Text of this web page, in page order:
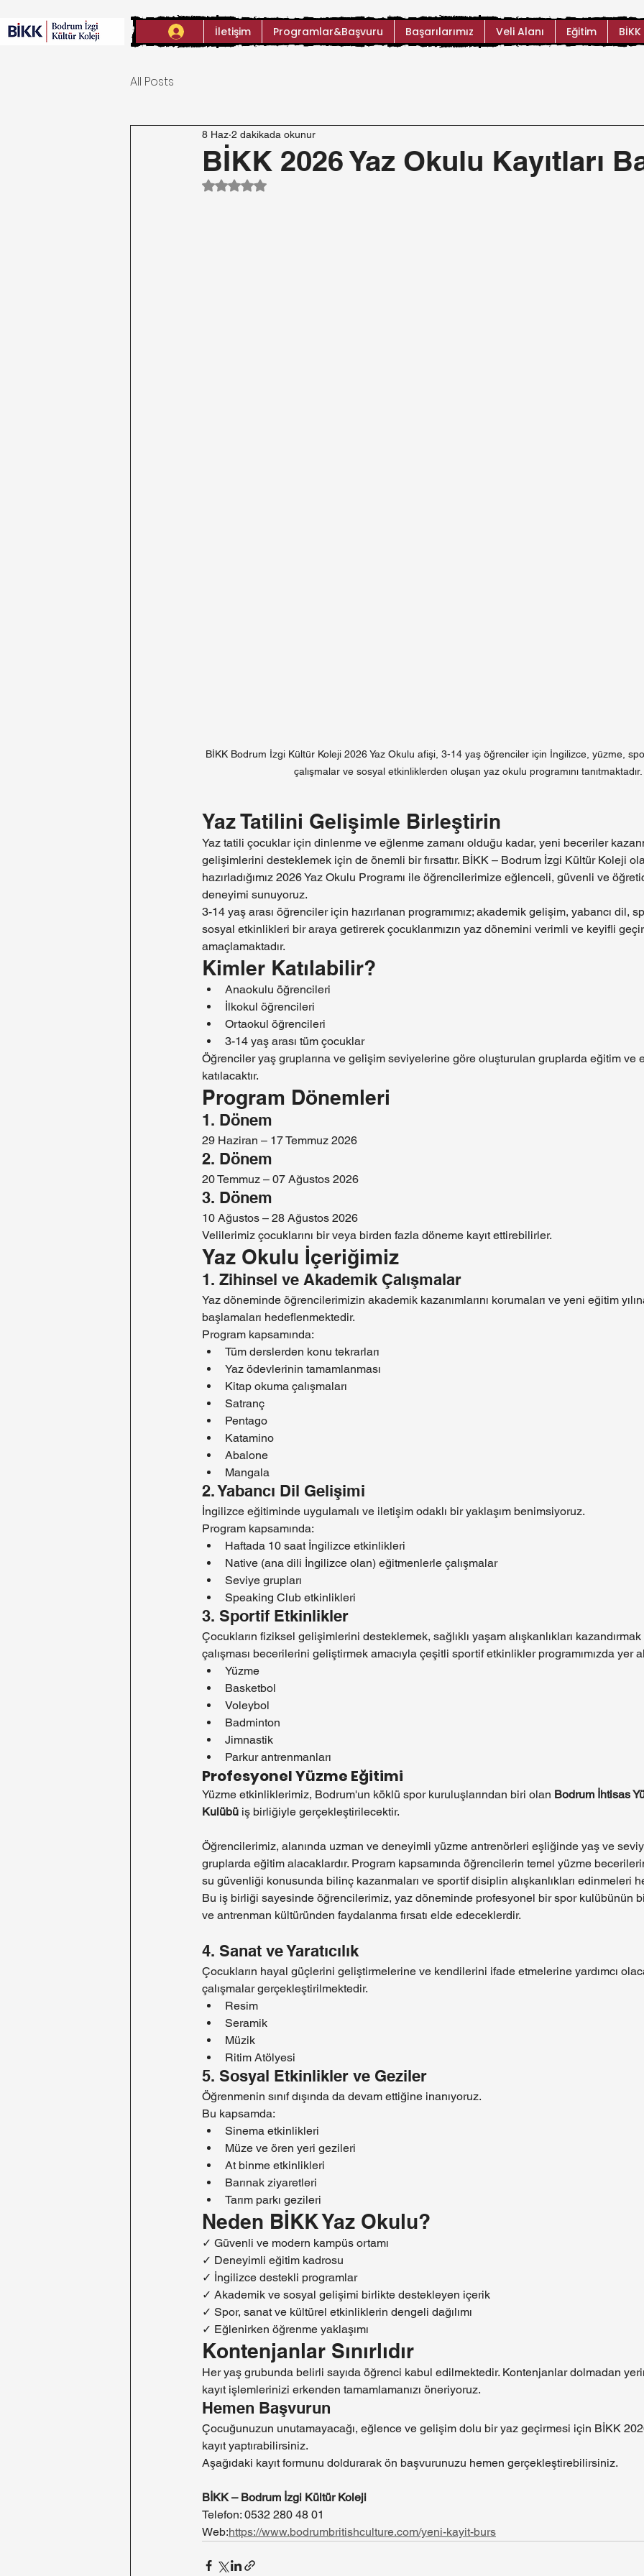
Eğitim
Veli Alanı
Başarılarımız
Programlar&Başvuru
İletişim
All Posts
BİKK 2026 Yaz Okulu Kayıtları
8 Haz 2 dakikada okunur
5 üzerinden NaN yıldız
BİKK Bodrum İzgi Kültür Koleji 2026 Yaz Okulu afişi, 3-14 yaş öğrenciler için İngilizce, yüzme,
çalışmalar ve sosyal etkinliklerden oluşan yaz okulu programını tanıtmaktadır.
Yaz Tatilini Gelişimle Birleştirin
Yaz tatili çocuklar için dinlenme ve eğlenme zamanı olduğu kadar, yeni beceriler
gelişimlerini desteklemek için de önemli bir fırsattır. BİKK – Bodrum İzgi Kültür Koleji
hazırladığımız 2026 Yaz Okulu Programı ile öğrencilerimize eğlenceli, güvenli ve
deneyimi sunuyoruz.
3-14 yaş arası öğrenciler için hazırlanan programımız; akademik gelişim, yabancı dil,
sosyal etkinlikleri bir araya getirerek çocuklarımızın yaz dönemini verimli ve keyifli
amaçlamaktadır.
Kimler Katılabilir?
Anaokulu öğrencileri
İlkokul öğrencileri
Ortaokul öğrencileri
3-14 yaş arası tüm çocuklar
Öğrenciler yaş gruplarına ve gelişim seviyelerine göre oluşturulan gruplarda eğitim ve
katılacaktır.
Program Dönemleri
1. Dönem
29 Haziran – 17 Temmuz 2026
2. Dönem
20 Temmuz – 07 Ağustos 2026
3. Dönem
10 Ağustos – 28 Ağustos 2026
Velilerimiz çocuklarını bir veya birden fazla döneme kayıt ettirebilirler.
Yaz Okulu İçeriğimiz
1. Zihinsel ve Akademik Çalışmalar
Yaz döneminde öğrencilerimizin akademik kazanımlarını korumaları ve yeni eğitim
başlamaları hedeflenmektedir.
Program kapsamında:
Tüm derslerden konu tekrarları
Yaz ödevlerinin tamamlanması
Kitap okuma çalışmaları
Satranç
Pentago
Katamino
Abalone
Mangala
2. Yabancı Dil Gelişimi
İngilizce eğitiminde uygulamalı ve iletişim odaklı bir yaklaşım benimsiyoruz.
Program kapsamında:
Haftada 10 saat İngilizce etkinlikleri
Native (ana dili İngilizce olan) eğitmenlerle çalışmalar
Seviye grupları
Speaking Club etkinlikleri
3. Sportif Etkinlikler
Çocukların fiziksel gelişimlerini desteklemek, sağlıklı yaşam alışkanlıkları kazandırmak
çalışması becerilerini geliştirmek amacıyla çeşitli sportif etkinlikler programımızda yer
Yüzme
Basketbol
Voleybol
Badminton
Jimnastik
Parkur antrenmanları
Profesyonel Yüzme Eğitimi
Yüzme etkinliklerimiz, Bodrum'un köklü spor kuruluşlarından biri olan Bodrum İhtisas
Kulübü iş birliğiyle gerçekleştirilecektir.
Öğrencilerimiz, alanında uzman ve deneyimli yüzme antrenörleri eşliğinde yaş ve
gruplarda eğitim alacaklardır. Program kapsamında öğrencilerin temel yüzme
su güvenliği konusunda bilinç kazanmaları ve sportif disiplin alışkanlıkları edinmeleri
Bu iş birliği sayesinde öğrencilerimiz, yaz döneminde profesyonel bir spor kulübünün
ve antrenman kültüründen faydalanma fırsatı elde edeceklerdir.
4. Sanat ve Yaratıcılık
Çocukların hayal güçlerini geliştirmelerine ve kendilerini ifade etmelerine yardımcı
çalışmalar gerçekleştirilmektedir.
Resim
Seramik
Müzik
Ritim Atölyesi
5. Sosyal Etkinlikler ve Geziler
Öğrenmenin sınıf dışında da devam ettiğine inanıyoruz.
Bu kapsamda:
Sinema etkinlikleri
Müze ve ören yeri gezileri
At binme etkinlikleri
Barınak ziyaretleri
Tarım parkı gezileri
Neden BİKK Yaz Okulu?
✓ Güvenli ve modern kampüs ortamı
✓ Deneyimli eğitim kadrosu
✓ İngilizce destekli programlar
✓ Akademik ve sosyal gelişimi birlikte destekleyen içerik
✓ Spor, sanat ve kültürel etkinliklerin dengeli dağılımı
✓ Eğlenirken öğrenme yaklaşımı
Kontenjanlar Sınırlıdır
Her yaş grubunda belirli sayıda öğrenci kabul edilmektedir. Kontenjanlar dolmadan
kayıt işlemlerinizi erkenden tamamlamanızı öneriyoruz.
Hemen Başvurun
Çocuğunuzun unutamayacağı, eğlence ve gelişim dolu bir yaz geçirmesi için BİKK
kayıt yaptırabilirsiniz.
Aşağıdaki kayıt formunu doldurarak ön başvurunuzu hemen gerçekleştirebilirsiniz.
BİKK – Bodrum İzgi Kültür Koleji
Telefon: 0532 280 48 01
Web:https://www.bodrumbritishculture.com/yeni-kayit-burs